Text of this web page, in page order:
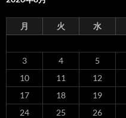
月 火 水
3
4 5
10
11 12
17
18 19
24
25 26